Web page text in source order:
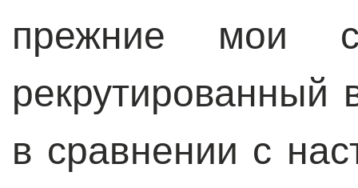
прежние мои
в сравнении с